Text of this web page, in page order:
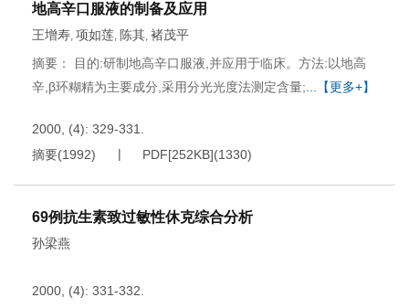
地高辛口服液的制备及应用
王增寿, 项如莲, 陈其, 褚茂平
摘要： 目的:研制地高辛口服液,并应用于临床。方法:以地高
辛,β环糊精为主要成分,采用分光光度法测定含量; ...【更多+】
2000, (4): 329-331.
摘要(1992) PDF[252KB](1330)
69例抗生素致过敏性休克综合分析
孙梁燕
2000, (4): 331-332.